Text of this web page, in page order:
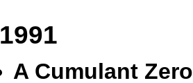
1991
A Cumulant